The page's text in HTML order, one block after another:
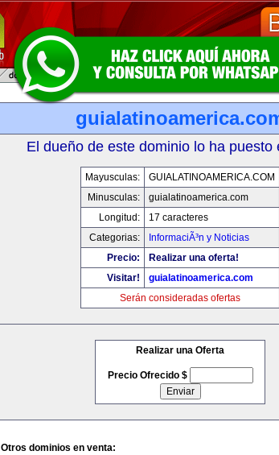
El dueño de este dominio lo ha puesto
Mayusculas:
GUIALATINOAMERICA.COM
Minusculas:
guialatinoamerica.com
Longitud:
17 caracteres
Categorias:
InformaciÃ³n y Noticias
Precio:
Realizar una oferta!
Visitar!
guialatinoamerica.com
Serán consideradas ofertas
Realizar una Oferta
Precio Ofrecido $
Otros dominios en venta: